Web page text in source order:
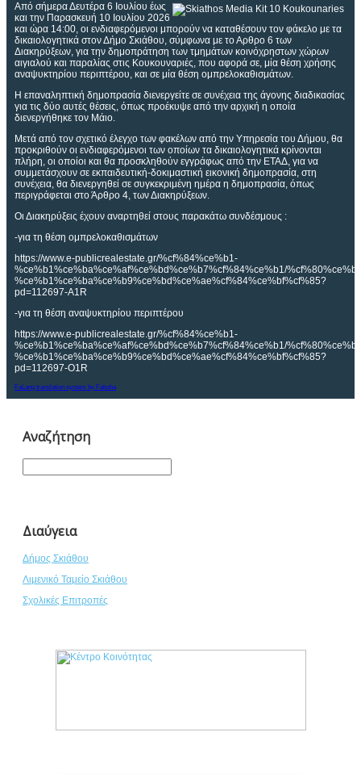
Από σήμερα Δευτέρα 6 Ιουλίου έως
και την Παρασκευή 10 Ιουλίου 2026
και ώρα 14:00, οι ενδιαφερόμενοι μπορούν να καταθέσουν τον φάκελο με τα
δικαιολογητικά στον Δήμο Σκιάθου, σύμφωνα με το Αρθρο 6 των
Διακηρύξεων, για την δημοπράτηση των τμημάτων κοινόχρηστων χώρων
αιγιαλού και παραλίας στις Κουκουναριές, που αφορά σε, μία θέση χρήσης
αναψυκτηρίου περιπτέρου, και σε μία θέση ομπρελοκαθισμάτων.
Η επαναληπτική δημοπρασία διενεργείτε σε συνέχεια της άγονης διαδικασίας
για τις δύο αυτές θέσεις, όπως προέκυψε από την αρχική η οποία
διενεργήθηκε τον Μάιο.
Μετά από τον σχετικό έλεγχο των φακέλων από την Υπηρεσία του Δήμου, θα
προκριθούν οι ενδιαφερόμενοι των οποίων τα δικαιολογητικά κρίνονται
πλήρη, οι οποίοι και θα προσκληθούν εγγράφως από την ΕΤΑΔ, για να
συμμετάσχουν σε εκπαιδευτική-δοκιμαστική εικονική δημοπρασία, στη
συνέχεια, θα διενεργηθεί σε συγκεκριμένη ημέρα η δημοπρασία, όπως
περιγράφεται στο Άρθρο 4, των Διακηρύξεων.
Οι Διακηρύξεις έχουν αναρτηθεί στους παρακάτω συνδέσμους :
-για τη θέση ομπρελοκαθισμάτων
https://www.e-publicrealestate.gr/%cf%84%ce%b1-
%ce%b1%ce%ba%ce%af%ce%bd%ce%b7%cf%84%ce%b1/
%ce%b1%ce%ba%ce%b9%ce%bd%ce%ae%cf%84%ce%bf%cf%85?
pd=112697-A1R
-για τη θέση αναψυκτηρίου περιπτέρου
https://www.e-publicrealestate.gr/%cf%84%ce%b1-
%ce%b1%ce%ba%ce%af%ce%bd%ce%b7%cf%84%ce%b1/
%ce%b1%ce%ba%ce%b9%ce%bd%ce%ae%cf%84%ce%bf%cf%85?
pd=112697-O1R
FaLang translation system by Faboba
Αναζήτηση
Διαύγεια
Δήμος Σκιάθου
Λιμενικό Ταμείο Σκιάθου
Σχολικές Επιτροπές